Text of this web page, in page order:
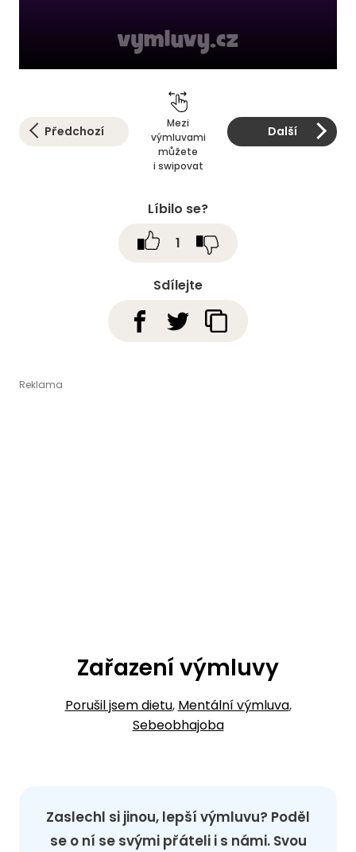
Předchozí
Mezi
výmluvami
můžete
i swipovat
Další
Sdílejte
Líbilo se?
1
Zařazení výmluvy
Porušil jsem dietu, Mentální výmluva,
Sebeobhajoba
Zaslechl si jinou, lepší výmluvu? Poděl
se o ní se svými přáteli i s námi. Svou